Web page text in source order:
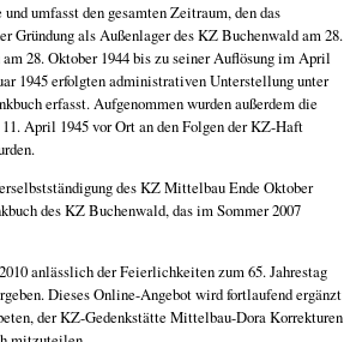
umfasst den gesamten Zeitraum, den das
Gründung als Außenlager des KZ Buchenwald am 28.
28. Oktober 1944 bis zu seiner Auflösung im April
1945 erfolgten administrativen Unterstellung unter
erfasst. Aufgenommen wurden außerdem die
April 1945 vor Ort an den Folgen der KZ-Haft
des KZ Mittelbau Ende Oktober
des KZ Buchenwald, das im Sommer 2007
anlässlich der Feierlichkeiten zum 65. Jahrestag
Dieses Online-Angebot wird fortlaufend ergänzt
der KZ-Gedenkstätte Mittelbau-Dora Korrekturen